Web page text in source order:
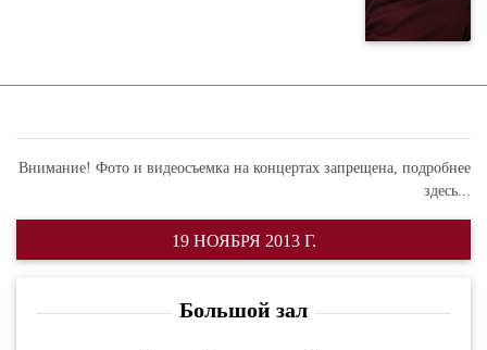
Внимание! Фото и видеосъемка на концертах запрещена, подробнее
здесь...
19 НОЯБРЯ 2013 Г.
Большой зал